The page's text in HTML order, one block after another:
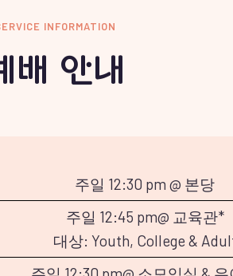
INFORMATION
배 안내
주일 12:30 pm @ 본당
주일 12:45 pm@ 교육관*
대상: Youth, College &